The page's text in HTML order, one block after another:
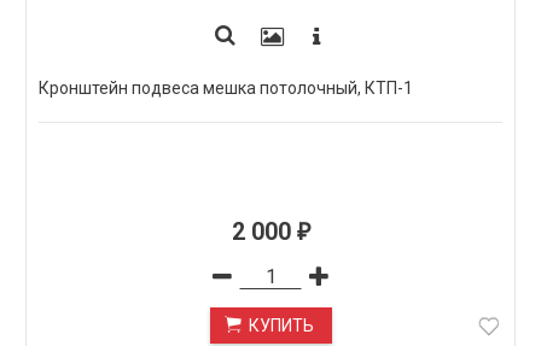
Кронштейн подвеса мешка потолочный, КТП-1
2 000 ₽
КУПИТЬ